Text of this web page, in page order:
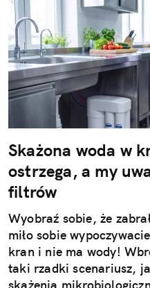
Skażona woda w
ostrzega, a my
filtrów
Wyobraź sobie, że
miło sobie
kran i nie ma wody!
taki rzadki scenariusz,
skażenia